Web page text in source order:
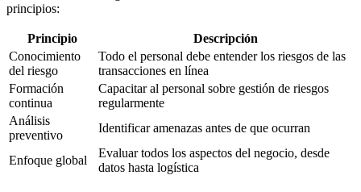
principios:
Principio
Descripción
Conocimiento
del riesgo
Todo el personal debe entender los riesgos de las
transacciones en línea
Formación
continua
Capacitar al personal sobre gestión de riesgos
regularmente
Análisis
preventivo
Identificar amenazas antes de que ocurran
Enfoque global
Evaluar todos los aspectos del negocio, desde
datos hasta logística